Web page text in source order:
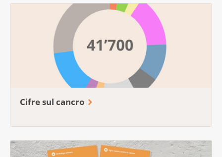
Cifre sul cancro